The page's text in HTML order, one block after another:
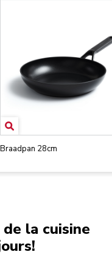
Braadpan 28cm
la cuisine